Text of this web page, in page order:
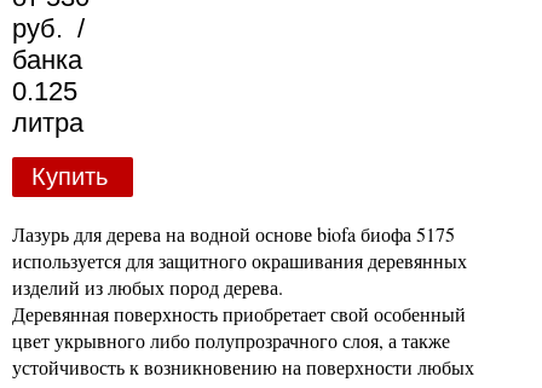
руб. /
банка
0.125
литра
Купить
Лазурь для дерева на водной основе biofa биофа 5175
используется для защитного окрашивания деревянных
изделий из любых пород дерева.
Деревянная поверхность приобретает свой особенный
цвет укрывного либо полупрозрачного слоя, а также
устойчивость к возникновению на поверхности любых